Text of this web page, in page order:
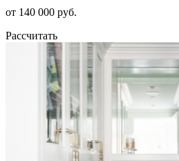
от 140 000 руб.
Рассчитать